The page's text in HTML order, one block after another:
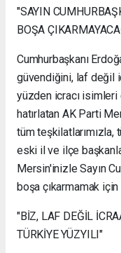
"SAYIN
BOŞA
Cumhurbaşkanı
güvendiğini, laf değil
yüzden icracı
hatırlatan AK Parti
tüm teşkilatlarımızla,
eski il ve ilçe
Mersin'inizle Sayın
boşa çıkarmamak
"BİZ, LAF DEĞİL
TÜRKİYE YÜZYILI"